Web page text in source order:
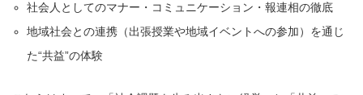
社会人としてのマナー・コミュニケーション・報連相の徹底
地域社会との連携（出張授業や地域イベントへの参加）を通じ
た“共益”の体験